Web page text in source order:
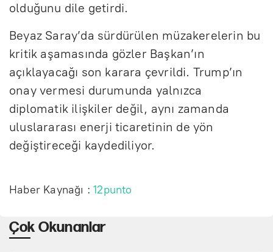
olduğunu dile getirdi.
Beyaz Saray’da sürdürülen müzakerelerin bu
kritik aşamasında gözler Başkan’ın
açıklayacağı son karara çevrildi. Trump’ın
onay vermesi durumunda yalnızca
diplomatik ilişkiler değil, aynı zamanda
uluslararası enerji ticaretinin de yön
değiştireceği kaydediliyor.
Haber Kaynağı :12punto
Çok Okunanlar